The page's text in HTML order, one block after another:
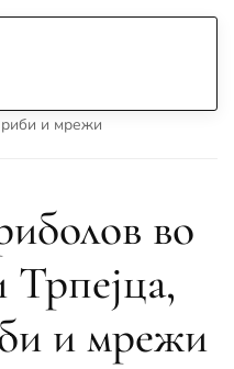
и мрежи
во
и мрежи